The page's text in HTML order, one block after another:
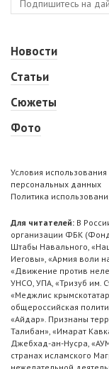
Новости
Статьи
Сюжеты
Фото
Условия
персональных данных
Политика
Для читателей: В
организации ФБК
Штабы Навального,
Иеговы», «Армия воли
«Движение против
УНСО, УПА, «Тризуб им.
«Меджлис
общероссийская
«Айдар». Признаны
Талибан», «Имарат
Джебхад-ан-Нусра,
странах исламского